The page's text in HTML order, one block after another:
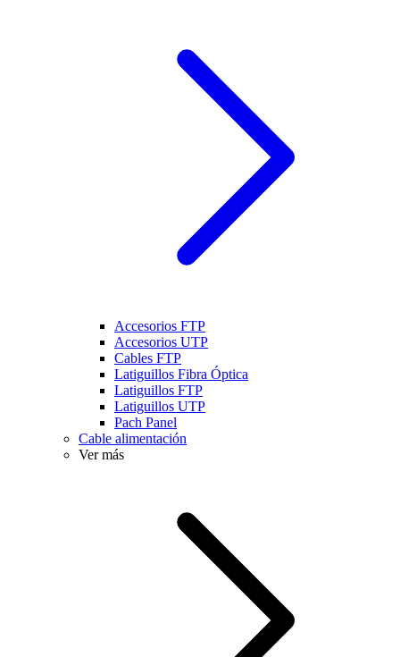
Accesorios FTP
Accesorios UTP
Cables FTP
Latiguillos Fibra Óptica
Latiguillos FTP
Latiguillos UTP
Pach Panel
Cable alimentación
Ver más